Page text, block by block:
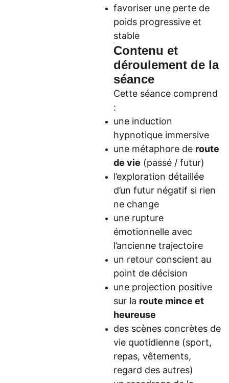
favoriser une perte de
poids progressive et
stable
Contenu et
déroulement de la
séance
Cette séance comprend
:
une induction
hypnotique immersive
une métaphore de route
de vie (passé / futur)
l’exploration détaillée
d’un futur négatif si rien
ne change
une rupture
émotionnelle avec
l’ancienne trajectoire
un retour conscient au
point de décision
une projection positive
sur la route mince et
heureuse
des scènes concrètes de
vie quotidienne (sport,
repas, vêtements,
regard des autres)